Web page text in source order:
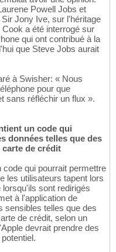
Powell Jobs et
Jony Ive, sur l'héritage
a été interrogé sur
qui ont contribué à la
que Steve Jobs aurait
à Swisher: « Nous
pour que
sans réfléchir un flux ».
un code qui
données telles que des
carte de crédit
code qui pourrait permettre
les utilisateurs tapent lors
sont redirigés
à l'application de
sensibles telles que des
de crédit, selon un
devrait prendre des